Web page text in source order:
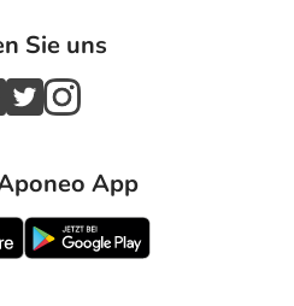
Sie uns
App